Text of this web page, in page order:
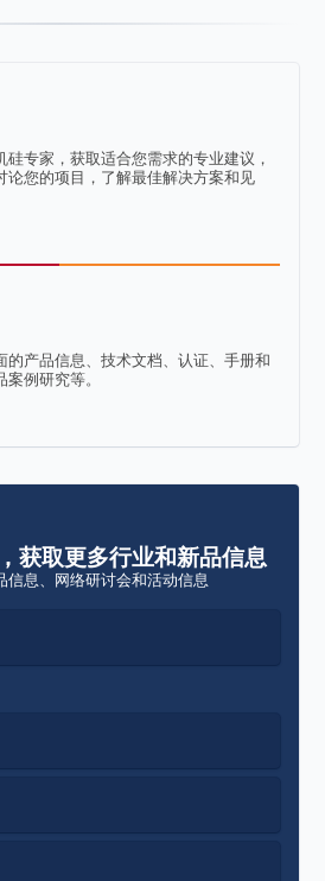
专家，获取适合您需求的专业建议，
论您的项目，了解最佳解决方案和见
的产品信息、技术文档、认证、手册和
例研究等。
获取更多行业和新品信息
信息、网络研讨会和活动信息